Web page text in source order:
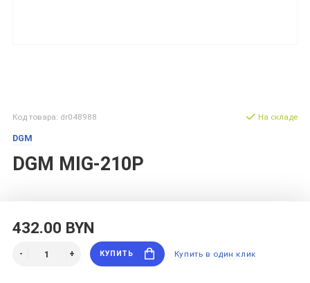
Код товара: dr048988
DGM
DGM MIG-210P
На складе
432.00 BYN
КУПИТЬ Купить в один клик